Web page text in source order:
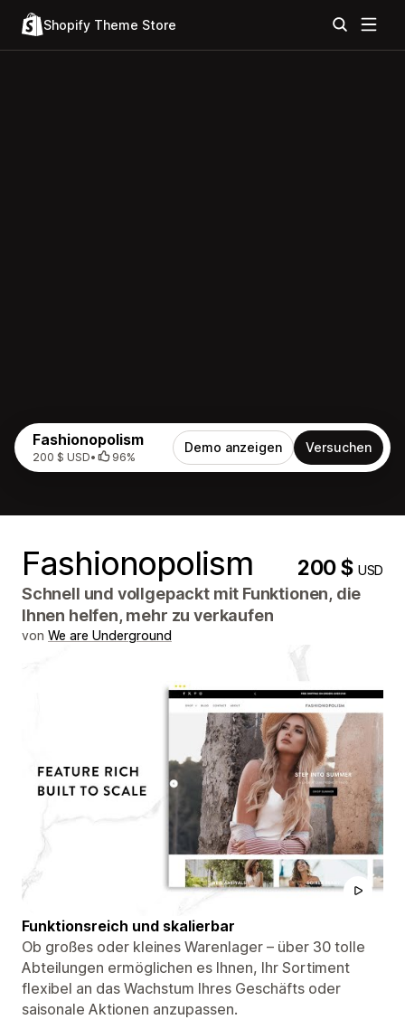
Shopify Theme Store
Fashionopolism
200 $ USD• 96%
Demo anzeigen Versuchen
Fashionopolism 200 $USD
Schnell und vollgepackt mit Funktionen, die
Ihnen helfen, mehr zu verkaufen
von We are Underground
Funktionsreich und skalierbar
Ob großes oder kleines Warenlager – über 30 tolle
Abteilungen ermöglichen es Ihnen, Ihr Sortiment
flexibel an das Wachstum Ihres Geschäfts oder
saisonale Aktionen anzupassen.